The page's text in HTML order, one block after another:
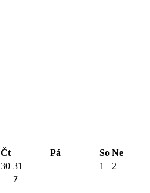
Čt Pá So Ne
30 31 1 2
7